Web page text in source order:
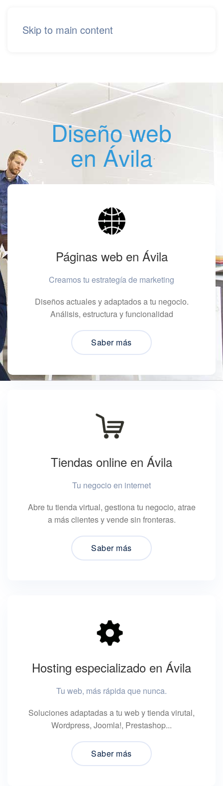
Skip to main content
Diseño web
en Ávila
Páginas web en Ávila
Creamos tu estrategía de marketing
Diseños actuales y adaptados a tu negocio.
Análisis, estructura y funcionalidad
Saber más
Tiendas online en Ávila
Tu negocio en internet
Abre tu tienda virtual, gestiona tu negocio, atrae
a más clientes y vende sin fronteras.
Saber más
Hosting especializado en Ávila
Tu web, más rápida que nunca.
Soluciones adaptadas a tu web y tienda virutal,
Wordpress, Joomla!, Prestashop...
Saber más